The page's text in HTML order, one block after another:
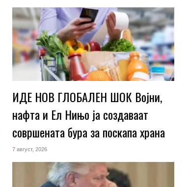
ИДЕ НОВ ГЛОБАЛЕН ШОК Војни,
нафта и Ел Нињо ја создаваат
совршената бура за поскапа храна
7 август, 2026